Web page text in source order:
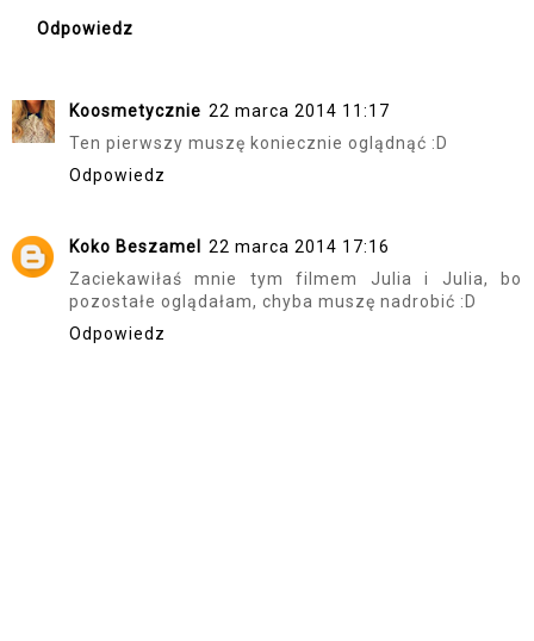
Odpowiedz
Koosmetycznie 22 marca 2014 11:17
Ten pierwszy muszę koniecznie oglądnąć :D
Odpowiedz
Koko Beszamel
22 marca 2014 17:16
Zaciekawiłaś mnie tym filmem Julia i Julia, bo
pozostałe oglądałam, chyba muszę nadrobić :D
Odpowiedz